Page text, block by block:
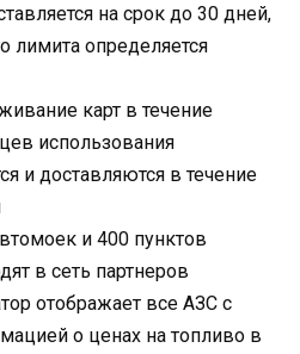
на срок до 30 дней,
лимита определяется
карт в течение
использования
и доставляются в течение
и 400 пунктов
в сеть партнеров
отображает все АЗС с
о ценах на топливо в